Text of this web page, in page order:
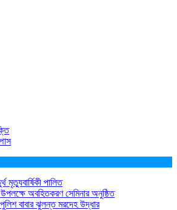
মৃত্যুবার্ষিকী পালিত
অবহিতকরণ সেমিনার অনুষ্ঠিত
বাবার ঝুলন্ত মরদেহ উদ্ধার